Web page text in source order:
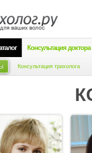
Консультация доктора
Консультация трихолога